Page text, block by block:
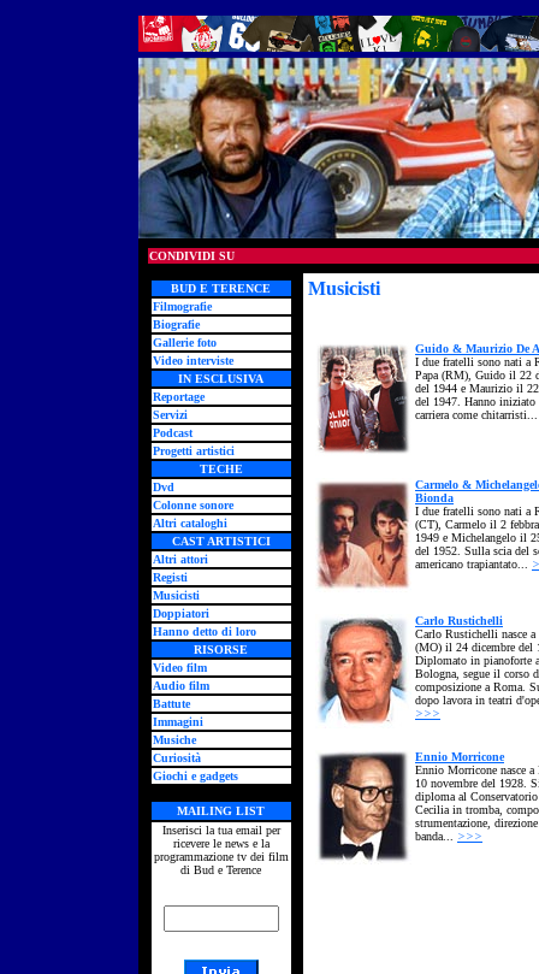
CONDIVIDI SU
BUD E TERENCE
Filmografie
Biografie
Gallerie foto
Video interviste
IN ESCLUSIVA
Reportage
Servizi
Podcast
Progetti artistici
TECHE
Dvd
Colonne sonore
Altri cataloghi
CAST ARTISTICI
Altri attori
Registi
Musicisti
Doppiatori
Hanno detto di loro
RISORSE
Video film
Audio film
Battute
Immagini
Musiche
Curiosità
Giochi e gadgets
MAILING LIST
Inserisci la tua email per
ricevere le news e la
programmazione tv dei film
di Bud e Terence
Musicisti
Guido & Maurizio De
I due fratelli sono nati a
Papa (RM), Guido il 22
del 1944 e Maurizio il
del 1947. Hanno iniziato
carriera come
Carmelo &
Bionda
I due fratelli sono nati a
(CT), Carmelo il 2
1949 e Michelangelo il
del 1952. Sulla scia del
americano trapiantato...
Carlo Rustichelli
Carlo Rustichelli nasce a
(MO) il 24 dicembre del
Diplomato in pianoforte a
Bologna, segue il corso
composizione a Roma.
dopo lavora in teatri
>>>
Ennio Morricone
Ennio Morricone nasce
10 novembre del 1928.
diploma al
Cecilia in tromba,
strumentazione,
banda... >>>